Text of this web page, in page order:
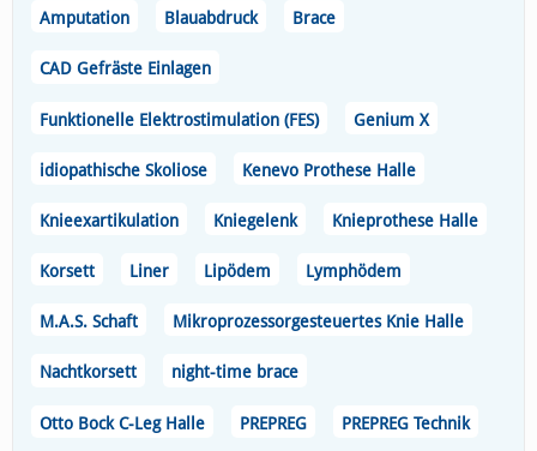
Amputation Blauabdruck Brace
CAD Gefräste Einlagen
Funktionelle Elektrostimulation (FES) Genium X
idiopathische Skoliose Kenevo Prothese Halle
Knieexartikulation Kniegelenk Knieprothese Halle
Korsett Liner Lipödem Lymphödem
M.A.S. Schaft Mikroprozessorgesteuertes Knie Halle
Nachtkorsett night-time brace
Otto Bock C-Leg Halle PREPREG PREPREG Technik